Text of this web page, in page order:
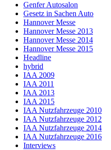
Genfer Autosalon
Gesetz in Sachen Auto
Hannover Messe
Hannover Messe 2013
Hannover Messe 2014
Hannover Messe 2015
Headline
hybrid
IAA 2009
IAA 2011
IAA 2013
IAA 2015
IAA Nutzfahrzeuge 2010
IAA Nutzfahrzeuge 2012
IAA Nutzfahrzeuge 2014
IAA Nutzfahrzeuge 2016
Interviews